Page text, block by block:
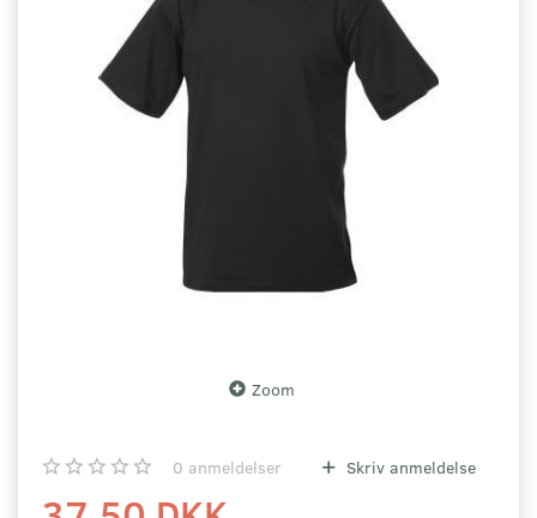
Zoom
0 anmeldelser Skriv anmeldelse